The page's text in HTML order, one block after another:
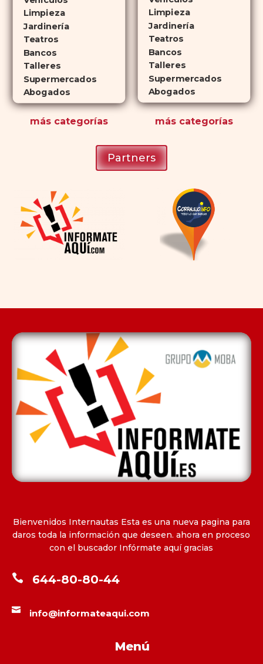
atractiva para quienes no desean
planificar sus actividades
románticas con antelación.
Limpieza
Jardinería
Teatros
Bancos
Talleres
Supermercados
Abogados
más categorías
Limpieza
Jardinería
Teatros
Bancos
Talleres
Supermercados
Abogados
máscategorías
Partners
Bienvenidos Internautas Esta es una nueva pagina para
daros toda la información que deseen. ahora en proceso
con el buscador Infórmate aquí gracias
 644-80-80-44
 info@informateaqui.com
Menú